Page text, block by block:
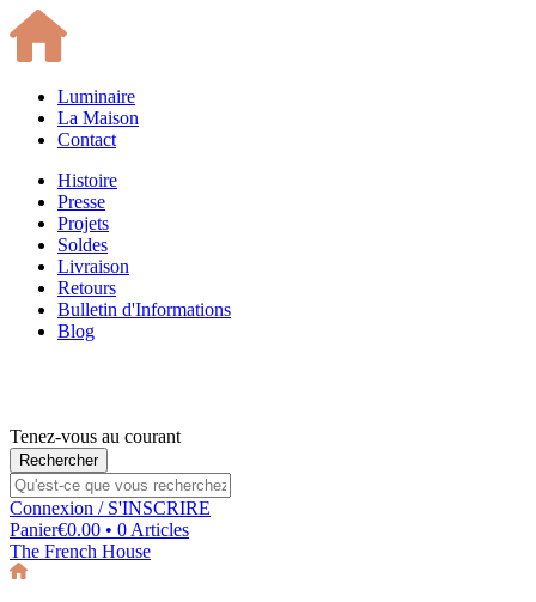
Luminaire
La Maison
Contact
Histoire
Presse
Projets
Soldes
Livraison
Retours
Bulletin d'Informations
Blog
Tenez-vous au courant
Connexion / S'INSCRIRE
Panier€0.00 • 0 Articles
The French House